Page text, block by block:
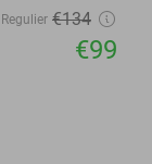
Regulier €134
€99